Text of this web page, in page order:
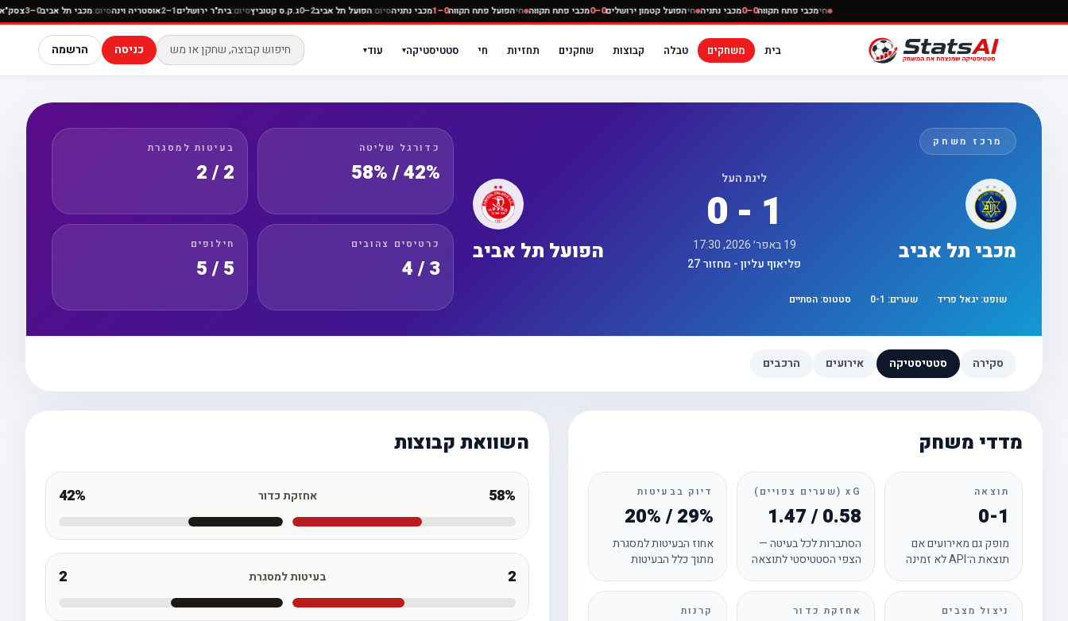
חימכבי פתח תקווה0–0 מכבי נתניה חיהפועל קטמון ירושלים0–0 מכבי פתח תקווה חיהפועל פתח תקווה0–1 מכבי נתניהסיום:הפועל תל אביב2–0 ג.ק.ס קטוביץסיום:בית"ר ירושלים1–2 אוסטריה וינהסיום:מכבי תל אביב0–3
בית משחקים טבלה קבוצות שחקנים תחזיות חי סטטיסטיקה▾ עוד▾ כניסה הרשמה
מרכז משחק
מכבי תל אביב
ליגת העל
0 - 1
19 באפר׳ 2026, 17:30
פליאוף עליון - מחזור 27
הפועל תל אביב
שופט: יגאל פריד שערים: 0-1 סטטוס: הסתיים
כדורגל שליטה
42% / 58%
בעיטות למסגרת
2 / 2
כרטיסים צהובים
3 / 4
חילופים
5 / 5
סקירה סטטיסטיקה אירועים הרכבים
מדדי משחק
תוצאה
0-1
מופק גם מאירועים אם
תוצאת ה־API לא זמינה
xG (שערים צפויים)
1.47 / 0.58
הסתברות לכל בעיטה —
הצפי הסטטיסטי לתוצאה
דיוק בבעיטות
20% / 29%
אחוז הבעיטות למסגרת
מתוך כלל הבעיטות
ניצול מצבים אחזקת כדור קרנות
השוואת קבוצות
58% אחזקת כדור 42%
2 בעיטות למסגרת 2